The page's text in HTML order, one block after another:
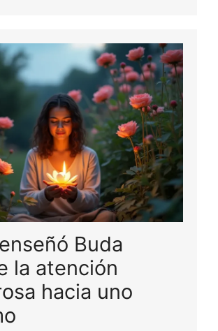
Buda
la atención
hacia uno